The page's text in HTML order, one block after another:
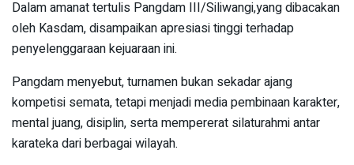
Dalam amanat tertulis Pangdam III/Siliwangi,yang dibacakan
oleh Kasdam, disampaikan apresiasi tinggi terhadap
penyelenggaraan kejuaraan ini.
Pangdam menyebut, turnamen bukan sekadar ajang
kompetisi semata, tetapi menjadi media pembinaan karakter,
mental juang, disiplin, serta mempererat silaturahmi antar
karateka dari berbagai wilayah.